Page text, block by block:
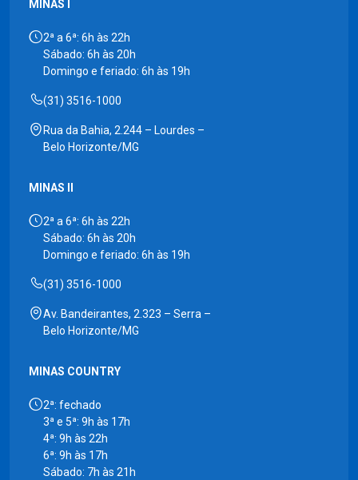
MINAS I
2ª a 6ª: 6h às 22h
Sábado: 6h às 20h
Domingo e feriado: 6h às 19h
(31) 3516-1000
Rua da Bahia, 2.244 – Lourdes –
Belo Horizonte/MG
MINAS II
2ª a 6ª: 6h às 22h
Sábado: 6h às 20h
Domingo e feriado: 6h às 19h
(31) 3516-1000
Av. Bandeirantes, 2.323 – Serra –
Belo Horizonte/MG
MINAS COUNTRY
2ª: fechado
3ª e 5ª: 9h às 17h
4ª: 9h às 22h
6ª: 9h às 17h
Sábado: 7h às 21h